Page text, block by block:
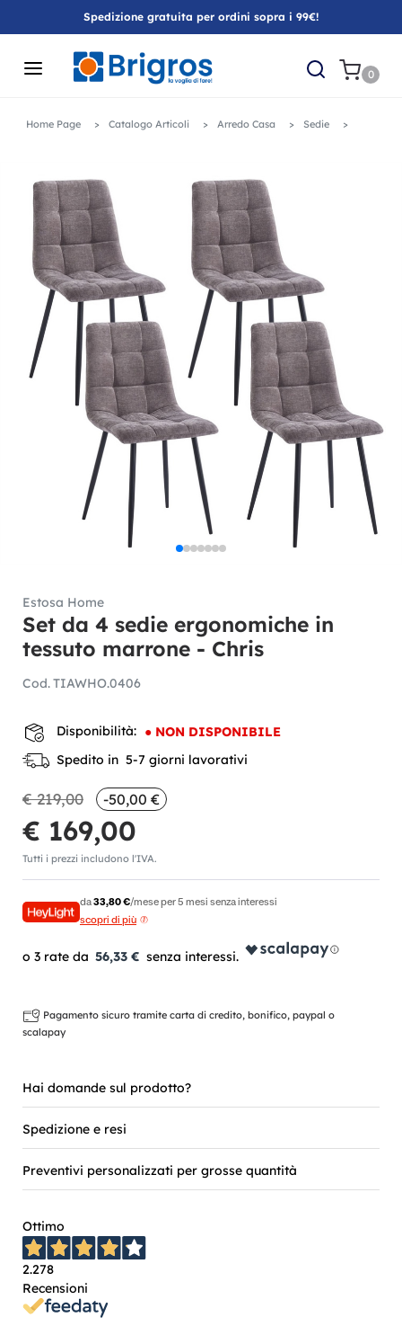
Spedizione gratuita per ordini sopra i 99€!
0
Home Page Catalogo Articoli Arredo Casa Sedie
Estosa Home
Set da 4 sedie ergonomiche in
tessuto marrone - Chris
Cod.TIAWHO.0406
Disponibilità: ● NON DISPONIBILE
Spedito in 5-7 giorni lavorativi
€ 219,00 -50,00 €
€ 169,00
Tutti i prezzi includono l'IVA.
da33,80 €/mese per 5 mesi senza interessi
scopri di più
56,33 €
Pagamento sicuro tramite carta di credito, bonifico, paypal o
scalapay
Hai domande sul prodotto?
Spedizione e resi
Preventivi personalizzati per grosse quantità
Ottimo
2.278
Recensioni